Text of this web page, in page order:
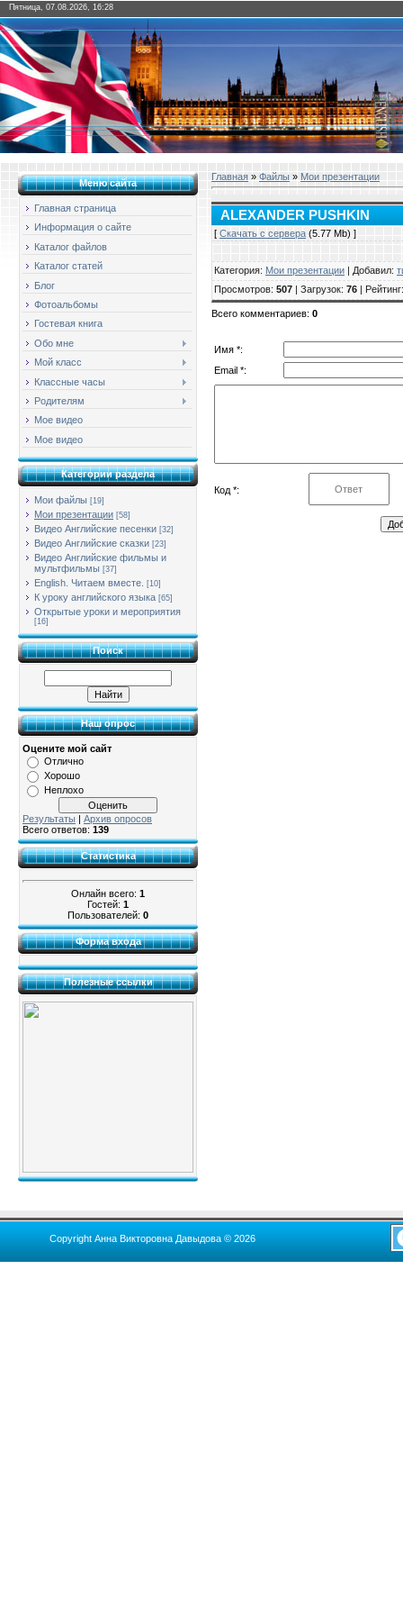
Пятница, 07.08.2026, 16:28
Меню сайта
Главная страница
Информация о сайте
Каталог файлов
Каталог статей
Блог
Фотоальбомы
Гостевая книга
Обо мне
Мой класс
Классные часы
Родителям
Мое видео
Мое видео
Категории раздела
Мои файлы [19]
Мои презентации [58]
Видео Английские песенки [32]
Видео Английские сказки [23]
Видео Английские фильмы и
мультфильмы [37]
English. Читаем вместе. [10]
К уроку английского языка [65]
Открытые уроки и мероприятия
[16]
Поиск
Наш опрос
Оцените мой сайт
Отлично
Хорошо
Неплохо
Результаты | Архив опросов
Всего ответов: 139
Статистика
Онлайн всего: 1
Гостей: 1
Пользователей: 0
Форма входа
Полезные ссылки
Главная » Файлы » Мои презентации
ALEXANDER PUSHKIN
[ Скачать с сервера (5.77 Mb) ]
Категория: Мои презентации | Добавил:
Просмотров: 507 | Загрузок: 76 | Рейтинг
Всего комментариев: 0
Имя *:
Email *:
Код *:
Copyright Анна Викторовна Давыдова © 2026